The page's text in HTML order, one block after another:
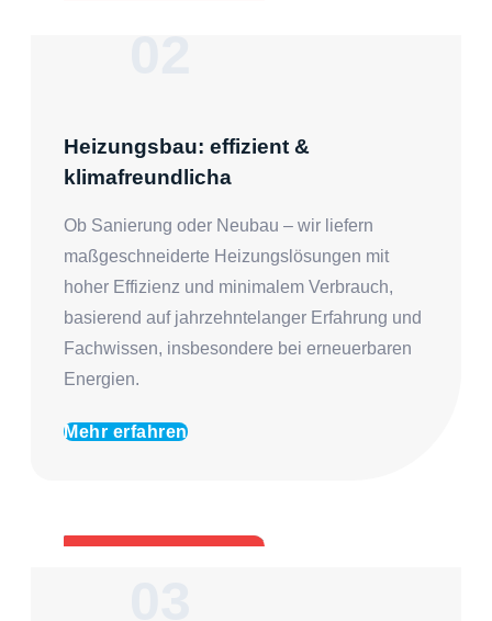
02
Heizungsbau: effizient &
klimafreundlicha
Ob Sanierung oder Neubau – wir liefern
maßgeschneiderte Heizungslösungen mit
hoher Effizienz und minimalem Verbrauch,
basierend auf jahrzehntelanger Erfahrung und
Fachwissen, insbesondere bei erneuerbaren
Energien.
Mehr erfahren